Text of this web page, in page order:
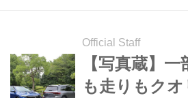
Official Staff
【写真蔵】
も走りもク